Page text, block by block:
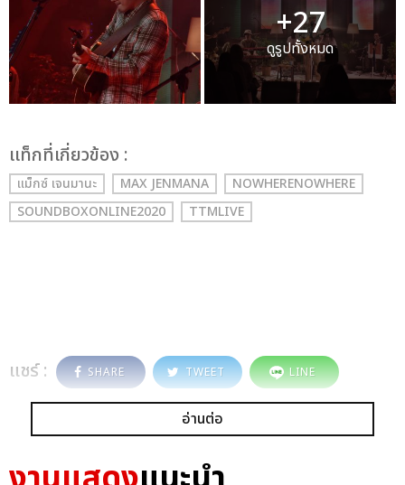
+27
ดูรูปทั้งหมด
เเท็กที่เกี่ยวข้อง :
แม็กซ์ เจนมานะ MAX JENMANA
NOWHERENOWHERE
SOUNDBOXONLINE2020
TTMLIVE
แชร์ : SHARE TWEET LINE
อ่านต่อ